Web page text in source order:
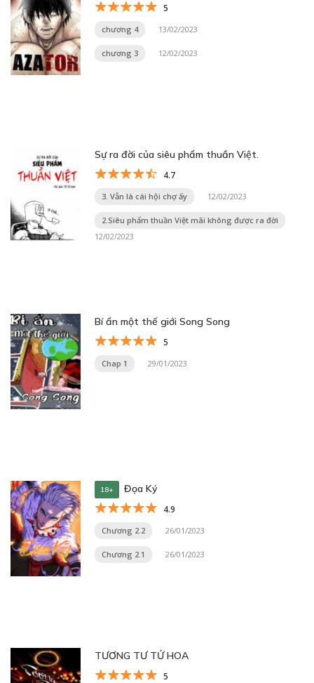
5
chương 4 13/02/2023
chương 3 12/02/2023
Sự ra đời của siêu phẩm thuần Việt.
4.7
3. Vẫn là cái hội chợ ấy 12/02/2023
2.Siêu phẩm thuần Việt mãi không được ra đời
12/02/2023
Bí ẩn một thế giới Song Song
5
Chap 1 29/01/2023
18+ Đọa Ký
4.9
Chương 2.2 26/01/2023
Chương 2.1 26/01/2023
TƯƠNG TƯ TỬ HOA
5